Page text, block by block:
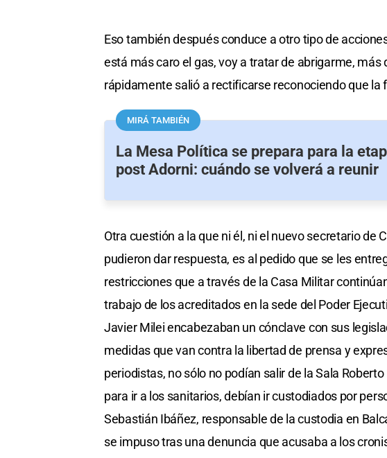
Eso también después conduce a otro tipo de
está más caro el gas, voy a tratar de abrigarme, más
rápidamente salió a rectificarse reconociendo que la
MIRÁ TAMBIÉN
La Mesa Política se prepara para la
post Adorni: cuándo se volverá a reunir
Otra cuestión a la que ni él, ni el nuevo secretario de
pudieron dar respuesta, es al pedido que se les
restricciones que a través de la Casa Militar
trabajo de los acreditados en la sede del Poder
Javier Milei encabezaban un cónclave con sus
medidas que van contra la libertad de prensa y
periodistas, no sólo no podían salir de la Sala
para ir a los sanitarios, debían ir custodiados por
Sebastián Ibáñez, responsable de la custodia en
se impuso tras una denuncia que acusaba a los